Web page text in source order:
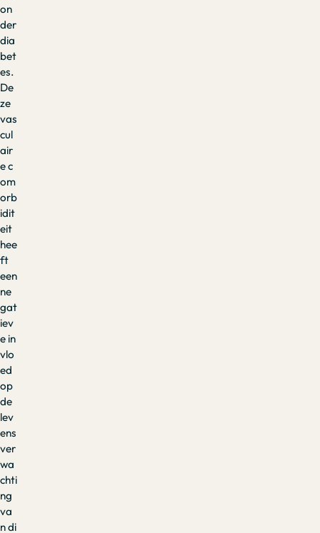
on
der
dia
bet
es.
De
ze
vas
cul
air
e c
om
orb
idit
eit
hee
ft
een
ne
gat
iev
e in
vlo
ed
op
de
lev
ens
ver
wa
chti
ng
va
n di